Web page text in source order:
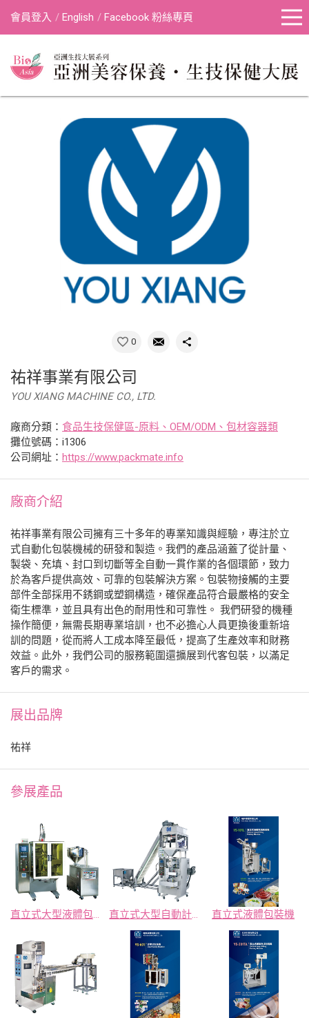
會員登入 English Facebook 粉絲專頁
0
祐祥事業有限公司
YOU XIANG MACHINE CO., LTD.
廠商分類： 食品生技保健區-原料、OEM/ODM、包材容器類
攤位號碼：i1306
公司網址： https://www.packmate.info
廠商介紹
祐祥事業有限公司擁有三十多年的專業知識與經驗，專注於立
式自動化包裝機械的研發和製造。我們的產品涵蓋了從計量、
製袋、充填、封口到切斷等全自動一貫作業的各個環節，致力
於為客戶提供高效、可靠的包裝解決方案。包裝物接觸的主要
部件全部採用不銹鋼或塑鋼構造，確保產品符合最嚴格的安全
衛生標準，並且具有出色的耐用性和可靠性。 我們研發的機種
操作簡便，無需長期專業培訓，也不必擔心人員更換後重新培
訓的問題，從而將人工成本降至最低，提高了生產效率和財務
效益。此外，我們公司的服務範圍還擴展到代客包裝，以滿足
客戶的需求。
展出品牌
祐祥
參展產品
直立式大型液體包裝機 直立式大型自動計量輸送包裝機 直立式液體包裝機